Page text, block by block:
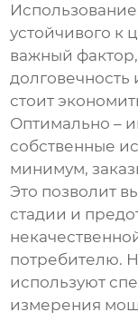
устойчивого к
важный
стоит
Оптимально –
собственные
минимум,
Это позволит
стадии и
потребителю.
используют
измерения